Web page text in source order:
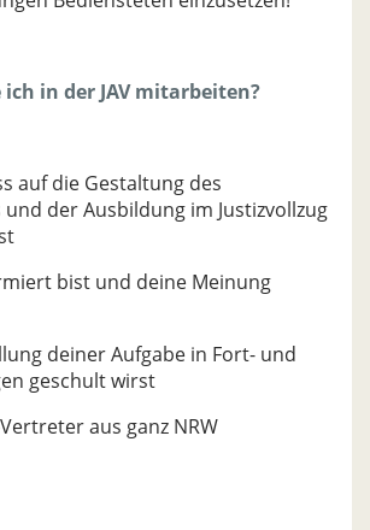
in der JAV mitarbeiten?
auf die Gestaltung des
der Ausbildung im Justizvollzug
bist und deine Meinung
deiner Aufgabe in Fort- und
geschult wirst
aus ganz NRW